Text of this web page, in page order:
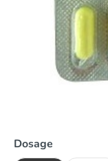
Dosage